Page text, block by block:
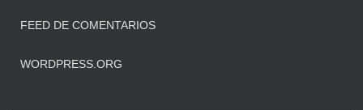
FEED DE COMENTARIOS
WORDPRESS.ORG